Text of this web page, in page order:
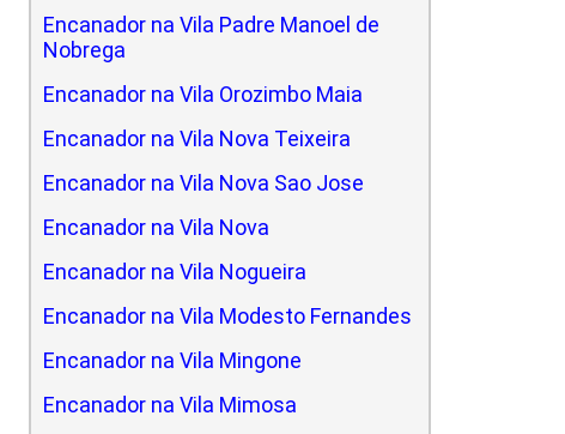
Encanador na Vila Padre Manoel de
Nobrega
Encanador na Vila Orozimbo Maia
Encanador na Vila Nova Teixeira
Encanador na Vila Nova Sao Jose
Encanador na Vila Nova
Encanador na Vila Nogueira
Encanador na Vila Modesto Fernandes
Encanador na Vila Mingone
Encanador na Vila Mimosa